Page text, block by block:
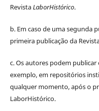
RevistaLaborHistórico.
b. Em caso de uma segunda
primeira publicação da
c. Os autores podem
exemplo, em repositórios
qualquer momento, após o
LaborHistórico.